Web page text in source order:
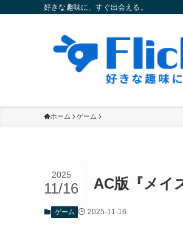
好きな趣味に、すぐ出会える。
ホーム ゲーム
AC版『メイ
2025
11/16
ゲーム 2025-11-16